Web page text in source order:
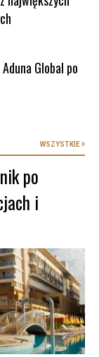
Global po
WSZYSTKIE
po
i